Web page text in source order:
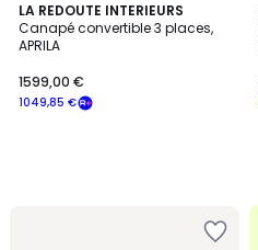
LA REDOUTE INTERIEURS
Canapé convertible 3 places,
APRILA
1049,85 €
1599,00 €